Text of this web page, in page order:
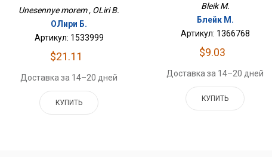
Unesennye morem , OLiri B.
ОЛири Б.
Артикул: 1533999
$21.11
Доставка за 14–20 дней
КУПИТЬ
Bleik M.
Блейк М.
Артикул: 1366768
$9.03
Доставка за 14–20 дней
КУПИТЬ